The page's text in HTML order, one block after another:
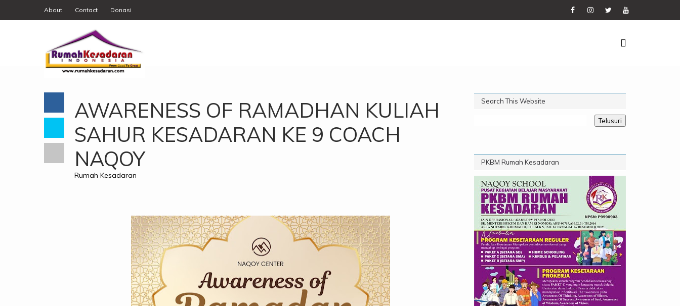
About Contact Donasi
AWARENESS OF RAMADHAN KULIAH
SAHUR KESADARAN KE 9 COACH
NAQOY
Rumah Kesadaran
Search This Website
PKBM Rumah Kesadaran